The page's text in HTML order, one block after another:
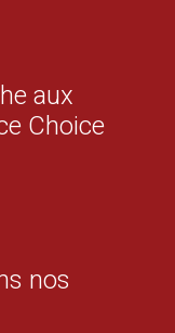
aux
Choice
nos